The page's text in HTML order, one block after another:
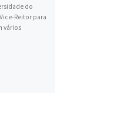
do
Reitor para
vários